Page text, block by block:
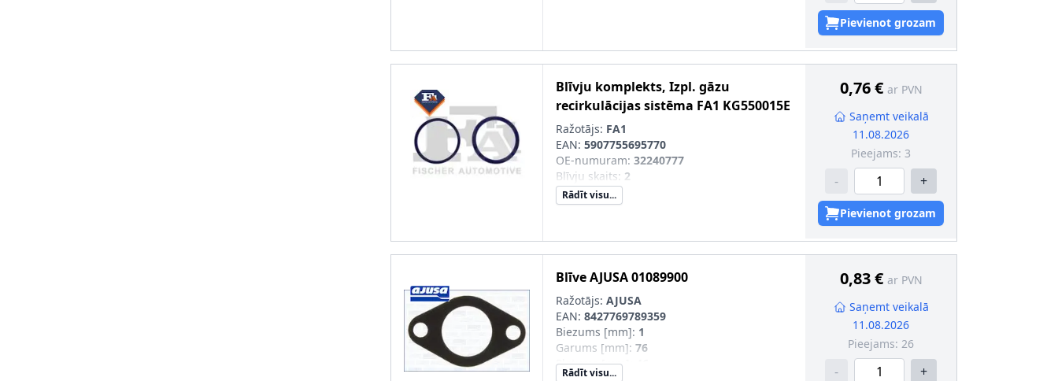
Pievienot grozam
Blīvju komplekts, Izpl. gāzu
recirkulācijas sistēma FA1 KG550015E
Ražotājs: FA1
EAN: 5907755695770
OE-numuram: 32240777
Blīvju skaits: 2
Rādīt visu...
0,76 € ar PVN
Saņemt veikalā
11.08.2026
Pieejams: 3
- +
Pievienot grozam
BlīveAJUSA01089900
Ražotājs: AJUSA
EAN: 8427769789359
Biezums [mm]: 1
Garums [mm]: 76
Platums [mm]
Rādīt visu...
0,83 € ar PVN
Saņemt veikalā
11.08.2026
Pieejams: 26
- +